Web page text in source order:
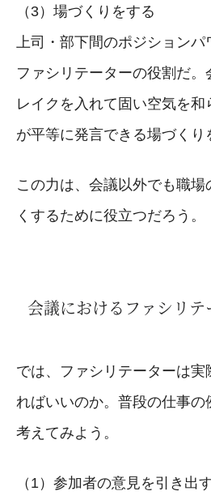
（3）場づくりをする
上司・部下間のポジション
ファシリテーターの役割だ
レイクを入れて固い空気を
が平等に発言できる場づくり
この力は、会議以外でも職場
くするために役立つだろう。
会議におけるファシリ
では、ファシリテーターは実
ればいいのか。普段の仕事の
考えてみよう。
（1）参加者の意見を引き出